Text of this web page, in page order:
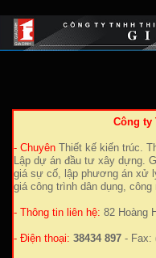
Công ty
- Chuyên
Thiết kế kiến trúc.
Lập dự án đầu tư xây dựng.
giá sự cố, lập phương án xử
giá công trình dân dụng, công
- Thông tin liên hệ: 82 Hoàng
- Điện thoại: 38434 897 - Fax: